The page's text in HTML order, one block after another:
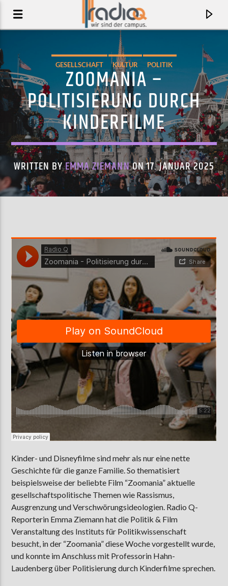
AKTUELLER TRACK
AKTUELLE SENDUNG
MOEBIUS
18:00
ZU HÖREN IN Münster90,9 MHz
GESELLSCHAFT KULTUR POLITIK
ZOOMANIA –
POLITISIERUNG DURCH
KINDERFILME
WRITTEN BYEMMA ZIEMANNON 17. JANUAR 2025
Kinder- und Disneyfilme sind mehr als nur eine nette
Geschichte für die ganze Familie. So thematisiert
beispielsweise der beliebte Film “Zoomania” aktuelle
gesellschaftspolitische Themen wie Rassismus,
Ausgrenzung und Verschwörungsideologien. Radio Q-
Reporterin Emma Ziemann hat die Politik & Film
Veranstaltung des Instituts für Politikwissenschaft
besucht, in der “Zoomania” diese Woche vorgestellt wurde,
und konnte im Anschluss mit Professorin Hahn-
Laudenberg über Politisierung durch Kinderfilme sprechen.